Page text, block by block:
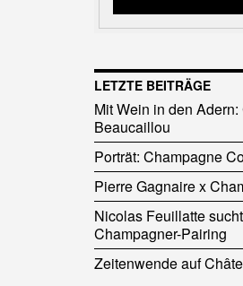
LETZTE BEITRÄGE
Mit Wein in den
Beaucaillou
Porträt: Champagne
Pierre Gagnaire x
Nicolas Feuillatte
Champagner-Pairing
Zeitenwende auf